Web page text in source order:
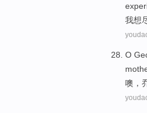
我想
O
噢 ，